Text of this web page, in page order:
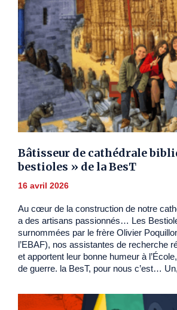
Bâtisseur de cathédrale
bestioles » de la BesT
16 avril 2026
Au cœur de la construction de notre
a des artisans passionnés… Les
surnommées par le frère Olivier
l’EBAF), nos assistantes de recherche
et apportent leur bonne humeur à
de guerre. la BesT, pour nous c’est…